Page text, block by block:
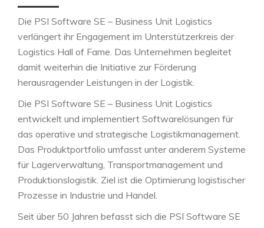
Die PSI Software SE – Business Unit Logistics
verlängert ihr Engagement im Unterstützerkreis der
Logistics Hall of Fame. Das Unternehmen begleitet
damit weiterhin die Initiative zur Förderung
herausragender Leistungen in der Logistik.
Die PSI Software SE – Business Unit Logistics
entwickelt und implementiert Softwarelösungen für
das operative und strategische Logistikmanagement.
Das Produktportfolio umfasst unter anderem Systeme
für Lagerverwaltung, Transportmanagement und
Produktionslogistik. Ziel ist die Optimierung logistischer
Prozesse in Industrie und Handel.
Seit über 50 Jahren befasst sich die PSI Software SE